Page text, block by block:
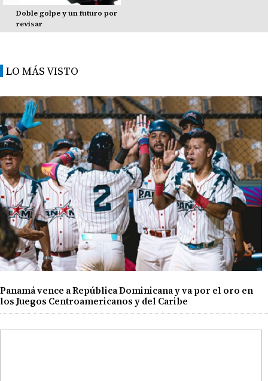
Doble golpe y un futuro por
revisar
LO MÁS VISTO
Panamá vence a República Dominicana y va por el oro en
los Juegos Centroamericanos y del Caribe